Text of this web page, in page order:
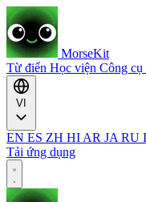
MorseKit
Từ điển Học viện Công cụ
EN ES ZH HI AR JA RU
Tải ứng dụng